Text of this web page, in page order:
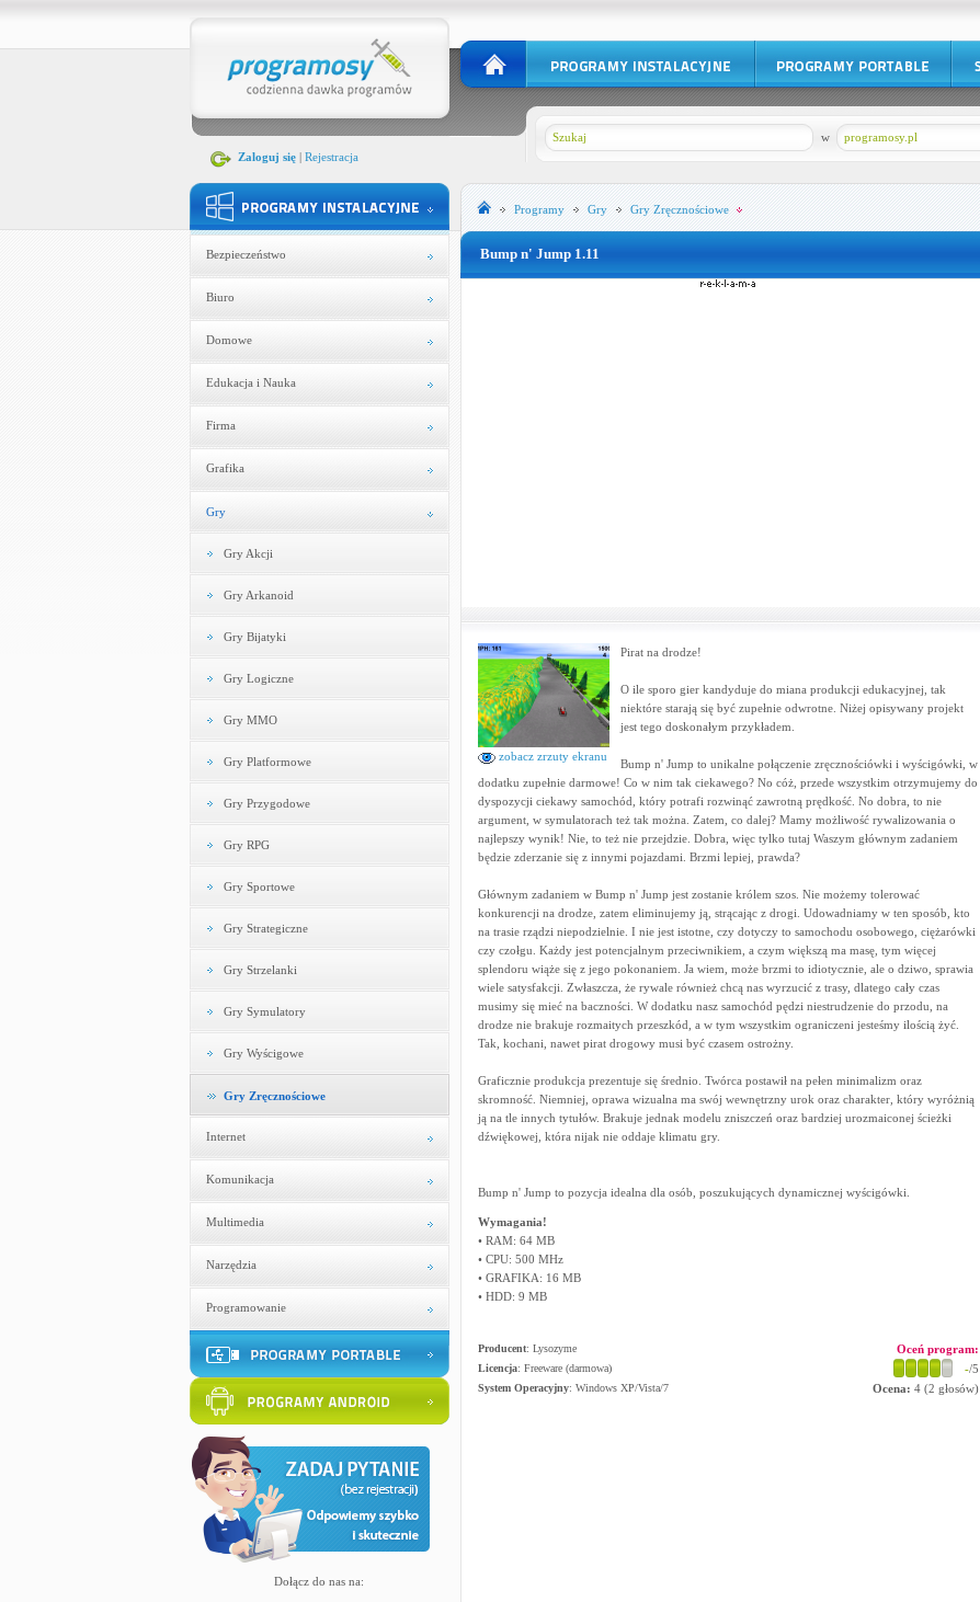
Zaloguj się| Rejestracja
programosy.pl
w
Bezpieczeństwo
Biuro
Domowe
Edukacja i Nauka
Firma
Grafika
Gry
Gry Akcji
Gry Arkanoid
Gry Bijatyki
Gry Logiczne
Gry MMO
Gry Platformowe
Gry Przygodowe
Gry RPG
Gry Sportowe
Gry Strategiczne
Gry Strzelanki
Gry Symulatory
Gry Wyścigowe
Gry Zręcznościowe
Internet
Komunikacja
Multimedia
Narzędzia
Programowanie
Dołącz do nas na:
Programy Gry Gry Zręcznościowe
Bump n' Jump 1.11
zobacz zrzuty ekranu
Pirat na drodze!
O ile sporo gier kandyduje do miana produkcji edukacyjnej, tak
niektóre starają się być zupełnie odwrotne. Niżej opisywany projekt
jest tego doskonałym przykładem.
Bump n' Jump to unikalne połączenie zręcznościówki i wyścigówki, w
dodatku zupełnie darmowe! Co w nim tak ciekawego? No cóż, przede wszystkim otrzymujemy do
dyspozycji ciekawy samochód, który potrafi rozwinąć zawrotną prędkość. No dobra, to nie
argument, w symulatorach też tak można. Zatem, co dalej? Mamy możliwość rywalizowania o
najlepszy wynik! Nie, to też nie przejdzie. Dobra, więc tylko tutaj Waszym głównym zadaniem
będzie zderzanie się z innymi pojazdami. Brzmi lepiej, prawda?
Głównym zadaniem w Bump n' Jump jest zostanie królem szos. Nie możemy tolerować
konkurencji na drodze, zatem eliminujemy ją, strącając z drogi. Udowadniamy w ten sposób, kto
na trasie rządzi niepodzielnie. I nie jest istotne, czy dotyczy to samochodu osobowego, ciężarówki
czy czołgu. Każdy jest potencjalnym przeciwnikiem, a czym większą ma masę, tym więcej
splendoru wiąże się z jego pokonaniem. Ja wiem, może brzmi to idiotycznie, ale o dziwo, sprawia
wiele satysfakcji. Zwłaszcza, że rywale również chcą nas wyrzucić z trasy, dlatego cały czas
musimy się mieć na baczności. W dodatku nasz samochód pędzi niestrudzenie do przodu, na
drodze nie brakuje rozmaitych przeszkód, a w tym wszystkim ograniczeni jesteśmy ilością żyć.
Tak, kochani, nawet pirat drogowy musi być czasem ostrożny.
Graficznie produkcja prezentuje się średnio. Twórca postawił na pełen minimalizm oraz
skromność. Niemniej, oprawa wizualna ma swój wewnętrzny urok oraz charakter, który wyróżnią
ją na tle innych tytułów. Brakuje jednak modelu zniszczeń oraz bardziej urozmaiconej ścieżki
dźwiękowej, która nijak nie oddaje klimatu gry.
Bump n' Jump to pozycja idealna dla osób, poszukujących dynamicznej wyścigówki.
Wymagania!
• RAM: 64 MB
• CPU: 500 MHz
• GRAFIKA: 16 MB
• HDD: 9 MB
Producent: Lysozyme
Licencja: Freeware (darmowa)
System Operacyjny: Windows XP/Vista/7
Oceń program:
-/5
Ocena: 4(2 głosów)